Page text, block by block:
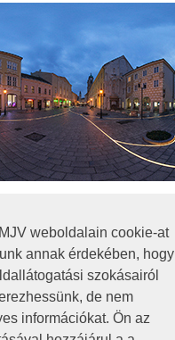
weboldalain cookie-at
annak érdekében, hogy
szokásairól
de nem
információkat. Ön az
I ÁLLAPOTA